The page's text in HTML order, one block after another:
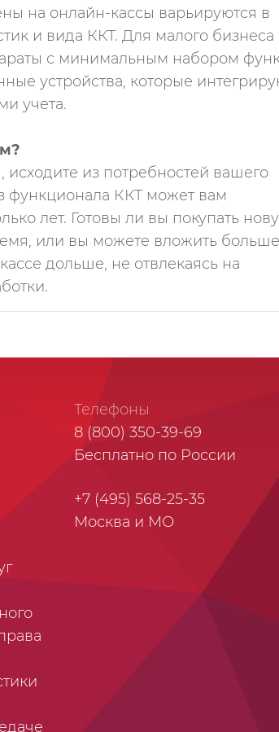
на онлайн-кассы варьируются в
и вида ККТ. Для малого бизнеса
с минимальным набором
устройства, которые
учета.
из потребностей вашего
функционала ККТ может вам
лет. Готовы ли вы покупать
или вы можете вложить больше
дольше, не отвлекаясь на
Телефоны
8 (800) 350-39-69
Бесплатно по России
+7 (495) 568-25-35
Москва и МО